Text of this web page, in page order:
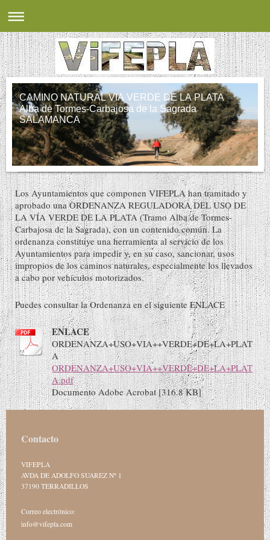
CAMINO NATURAL VIA VERDE DE LA PLATA
Alba de Tormes-Carbajosa de la Sagrada
SALAMANCA
Los Ayuntamientos que componen VIFEPLA han tramitado y
aprobado una ORDENANZA REGULADORA DEL USO DE
LA VÍA VERDE DE LA PLATA (Tramo Alba de Tormes-
Carbajosa de la Sagrada), con un contenido común. La
ordenanza constituye una herramienta al servicio de los
Ayuntamientos para impedir y, en su caso, sancionar, usos
impropios de los caminos naturales, especialmente los llevados
a cabo por vehículos motorizados.
Puedes consultar la Ordenanza en el siguiente ENLACE
ENLACE
ORDENANZA+USO+VIA++VERDE+DE+LA+PLAT
A
ORDENANZA+USO+VIA++VERDE+DE+LA+PLAT
A.pdf
Documento Adobe Acrobat [316.8 KB]
Contacto
VIFEPLA
AVDA DE ADOLFO SUAREZ Nº 1
37190 TERRADILLOS
Correo electrónico:
info@vifepla.com